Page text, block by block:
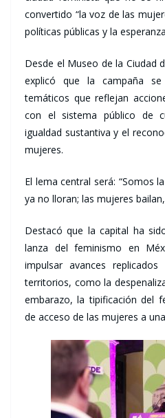
convertido “la voz de las
políticas públicas y la
Desde el Museo de la Ciudad
explicó que la campaña
temáticos que reflejan
con el sistema público de
igualdad sustantiva y el
mujeres.
El lema central será: “Somos
ya no lloran; las mujeres
Destacó que la capital ha
lanza del feminismo en
impulsar avances
territorios, como la
embarazo, la tipificación del
de acceso de las mujeres a